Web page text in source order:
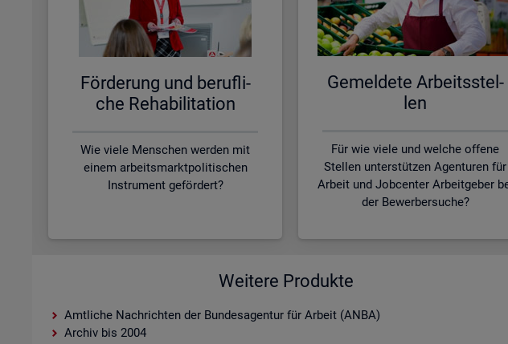
För­de­rung und be­ruf­li­
che Re­ha­bi­li­ta­ti­on
Wie viele Menschen werden mit
einem arbeitsmarktpolitischen
Instrument gefördert?
Ge­mel­de­te Ar­beits­stel­
len
Für wie viele und welche offene
Stellen unterstützen Agenturen für
Arbeit und Jobcenter Arbeitgeber
der Bewerbersuche?
Weitere Produkte
Amtliche Nachrichten der Bundesagentur für Arbeit (ANBA)
Archiv bis 2004